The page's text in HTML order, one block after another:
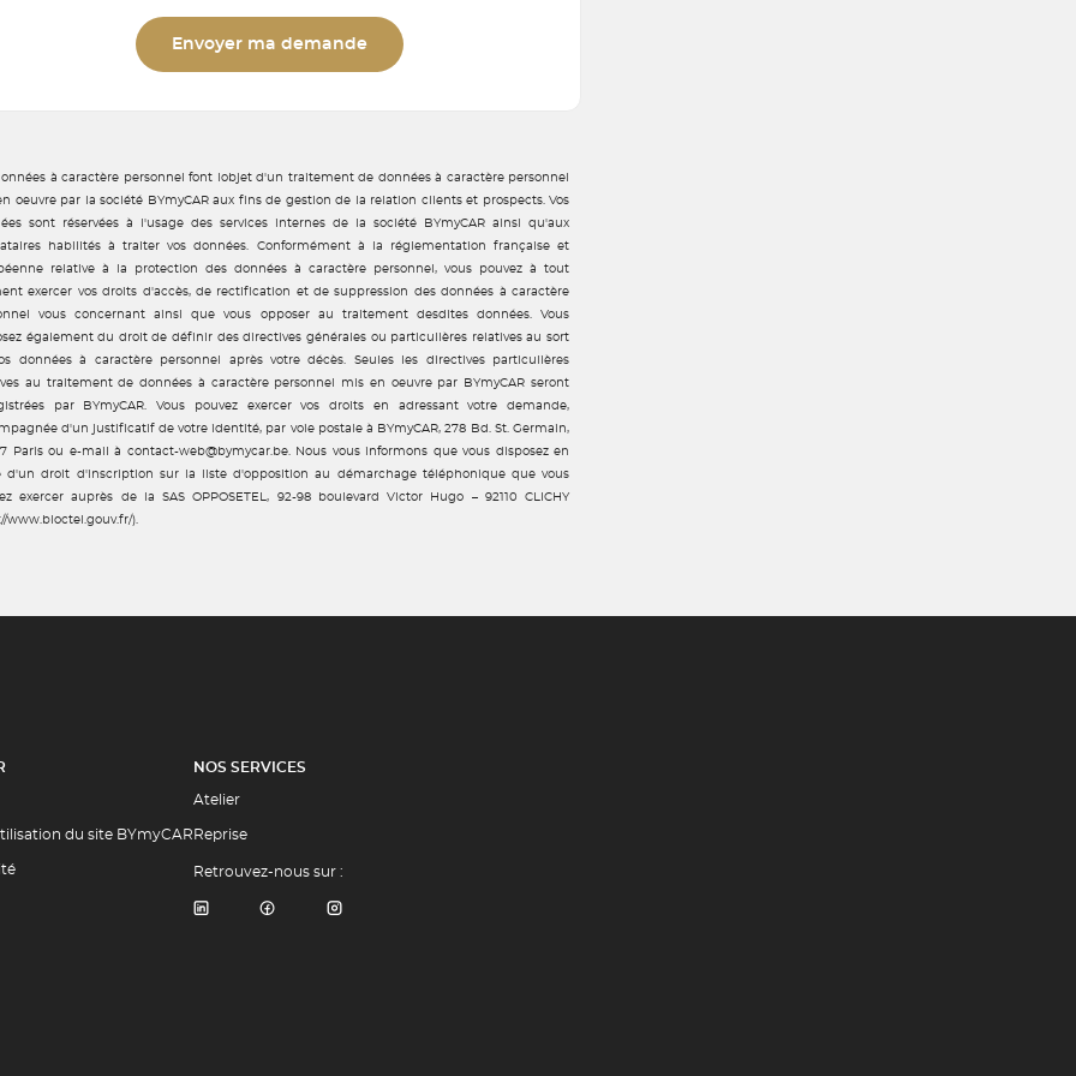
Envoyer ma demande
à caractère personnel font lobjet d'un traitement de données à caractère personnel
oeuvre par la société BYmyCAR aux fins de gestion de la relation clients et prospects. Vos
sont réservées à l'usage des services internes de la société BYmyCAR ainsi qu'aux
habilités à traiter vos données. Conformément à la réglementation française et
relative à la protection des données à caractère personnel, vous pouvez à tout
exercer vos droits d'accès, de rectification et de suppression des données à caractère
vous concernant ainsi que vous opposer au traitement desdites données. Vous
également du droit de définir des directives générales ou particulières relatives au sort
données à caractère personnel après votre décès. Seules les directives particulières
au traitement de données à caractère personnel mis en oeuvre par BYmyCAR seront
par BYmyCAR. Vous pouvez exercer vos droits en adressant votre demande,
d'un justificatif de votre identité, par voie postale à BYmyCAR, 278 Bd. St. Germain,
Paris ou e-mail à contact-web@bymycar.be. Nous vous informons que vous disposez en
d'un droit d'inscription sur la liste d'opposition au démarchage téléphonique que vous
exercer auprès de la SAS OPPOSETEL, 92-98 boulevard Victor Hugo – 92110 CLICHY
www.bloctel.gouv.fr/).
du site BYmyCAR
NOS SERVICES
Atelier
Reprise
Retrouvez-nous sur :